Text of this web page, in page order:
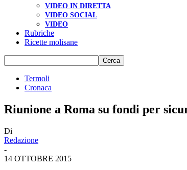
VIDEO IN DIRETTA
VIDEO SOCIAL
VIDEO
Rubriche
Ricette molisane
Termoli
Cronaca
Riunione a Roma su fondi per
Di
Redazione
-
14 OTTOBRE 2015